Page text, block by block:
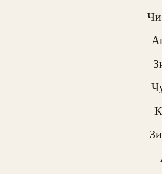
Чӣ